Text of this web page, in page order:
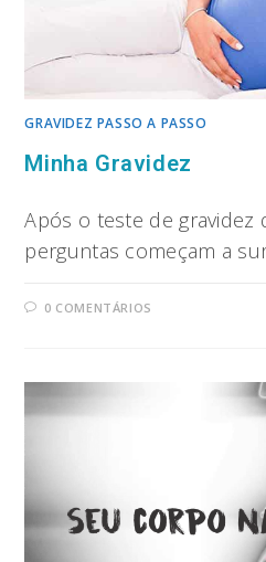
GRAVIDEZ PASSO A PASSO
Minha Gravidez
Após o teste de gravidez
perguntas começam a
0 COMENTÁRIOS